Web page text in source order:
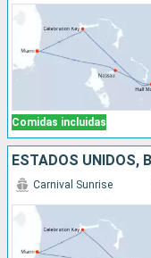
Comidas incluidas
ESTADOS UNIDOS,
Carnival Sunrise